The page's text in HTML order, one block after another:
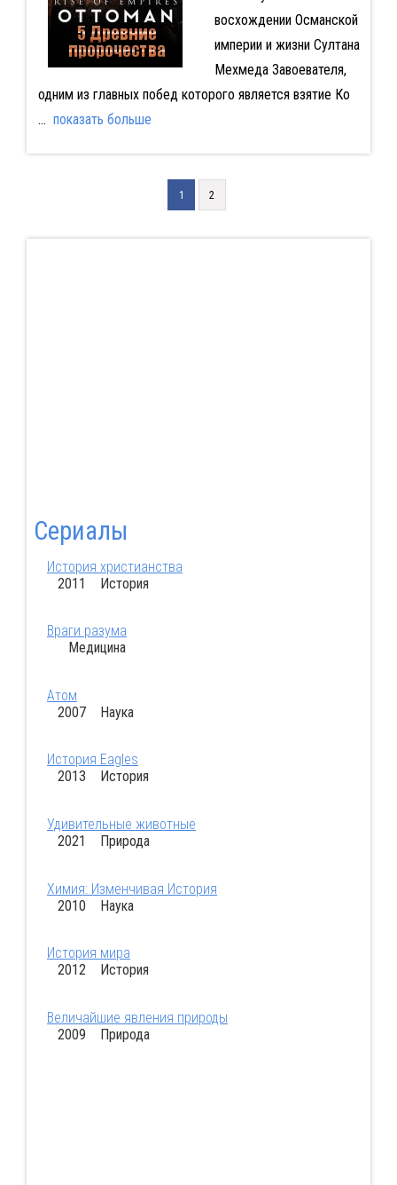
восхождении Османской
империи и жизни Султана
Мехмеда Завоевателя,
одним из главных побед которого является взятие Ко
... показать больше
1 2
Сериалы
История христианства
2011 История
Враги разума
Медицина
Атом
2007 Наука
История Eagles
2013 История
Удивительные животные
2021 Природа
Химия: Изменчивая История
2010 Наука
История мира
2012 История
Величайшие явления природы
2009 Природа